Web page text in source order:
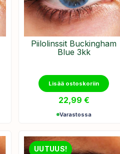
Piilolinssit Buckingham
Blue 3kk
Lisää ostoskoriin
22,99 €
Varastossa
UUTUUS!